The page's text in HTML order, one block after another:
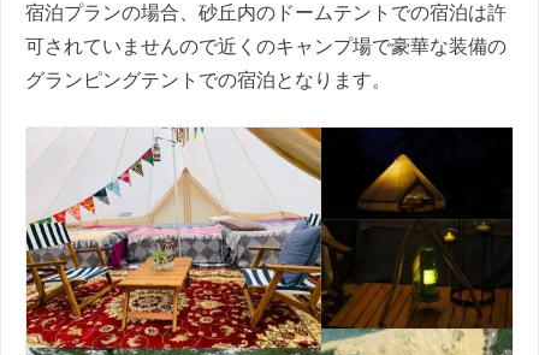
宿泊プランの場合、砂丘内のドームテントでの宿泊は許
可されていませんので近くのキャンプ場で豪華な装備の
グランピングテントでの宿泊となります。